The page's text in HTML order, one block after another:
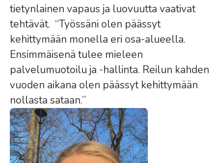
tietynlainen vapaus ja luovuutta vaativat
tehtävät. “Työssäni olen päässyt
kehittymään monella eri osa-alueella.
Ensimmäisenä tulee mieleen
palvelumuotoilu ja -hallinta. Reilun kahden
vuoden aikana olen päässyt kehittymään
nollasta sataan.”